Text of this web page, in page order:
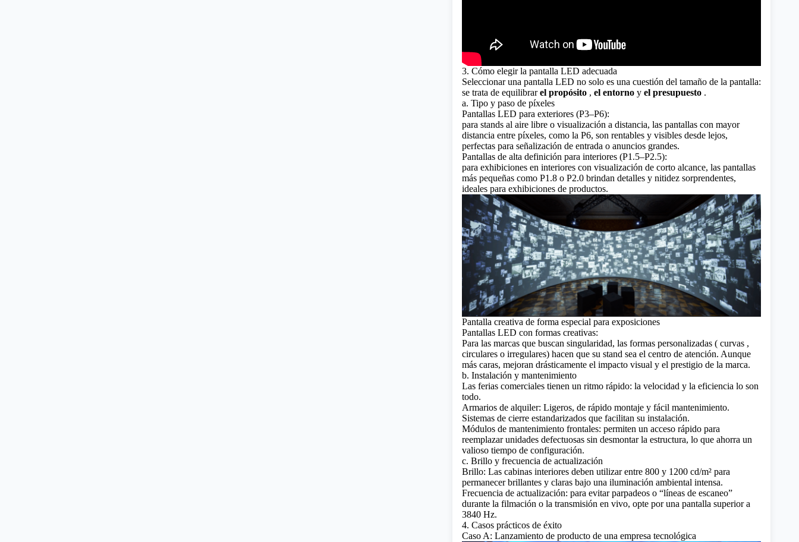
3. Cómo elegir la pantalla LED adecuada
Seleccionar una pantalla LED no solo es una cuestión del tamaño de la pantalla:
se trata de equilibrarel propósito , el entorno y el presupuesto .
a. Tipo y paso de píxeles
Pantallas LED para exteriores (P3–P6):
para stands al aire libre o visualización a distancia, las pantallas con mayor
distancia entre píxeles, como la P6, son rentables y visibles desde lejos,
perfectas para señalización de entrada o anuncios grandes.
Pantallas de alta definición para interiores (P1.5–P2.5):
para exhibiciones en interiores con visualización de corto alcance, las pantallas
más pequeñas como P1.8 o P2.0 brindan detalles y nitidez sorprendentes,
ideales para exhibiciones de productos.
Pantalla creativa de forma especial para exposiciones
Pantallas LED con formas creativas:
Para las marcas que buscan singularidad, las formas personalizadas ( curvas ,
circulares o irregulares) hacen que su stand sea el centro de atención. Aunque
más caras, mejoran drásticamente el impacto visual y el prestigio de la marca.
b. Instalación y mantenimiento
Las ferias comerciales tienen un ritmo rápido: la velocidad y la eficiencia lo son
todo.
Armarios de alquiler: Ligeros, de rápido montaje y fácil mantenimiento.
Sistemas de cierre estandarizados que facilitan su instalación.
Módulos de mantenimiento frontales: permiten un acceso rápido para
reemplazar unidades defectuosas sin desmontar la estructura, lo que ahorra un
valioso tiempo de configuración.
c. Brillo y frecuencia de actualización
Brillo: Las cabinas interiores deben utilizar entre 800 y 1200 cd/m² para
permanecer brillantes y claras bajo una iluminación ambiental intensa.
Frecuencia de actualización: para evitar parpadeos o “líneas de escaneo”
durante la filmación o la transmisión en vivo, opte por una pantalla superior a
3840 Hz.
4. Casos prácticos de éxito
Caso A: Lanzamiento de producto de una empresa tecnológica